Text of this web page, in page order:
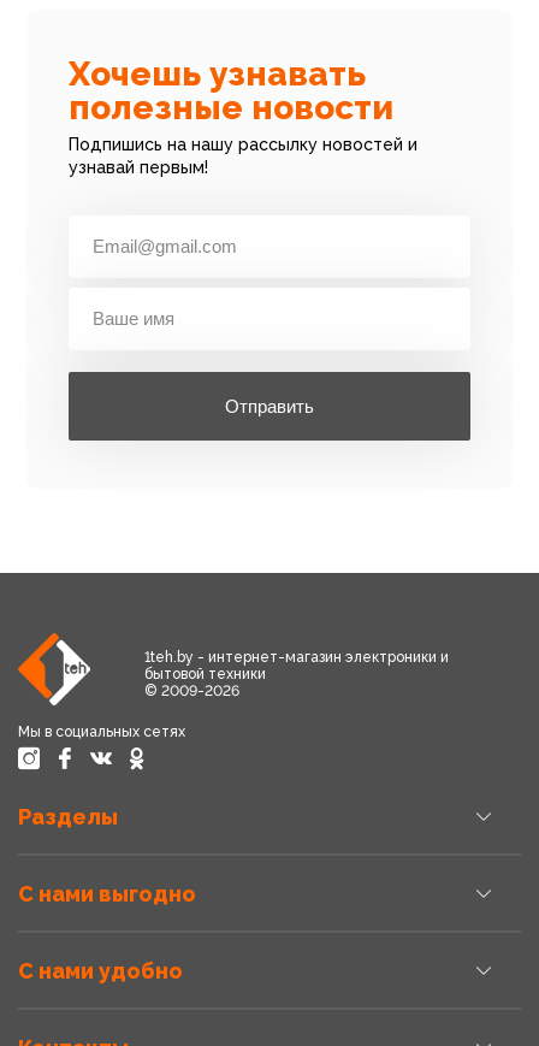
Хочешь узнавать
полезные новости
Подпишись на нашу рассылку новостей и
узнавай первым!
Отправить
1teh.by - интернет-магазин электроники и
бытовой техники
© 2009-2026
Мы в социальных сетях
Разделы
С нами выгодно
С нами удобно